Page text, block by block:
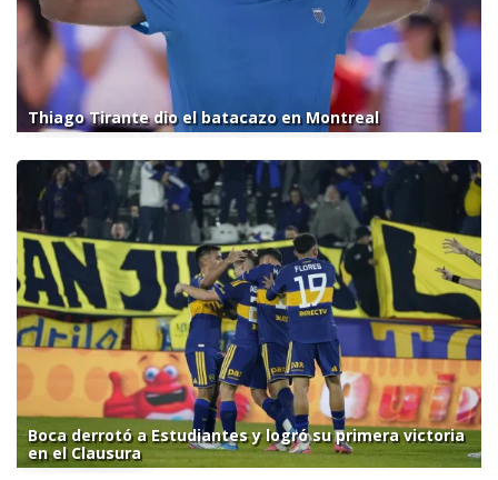
Thiago Tirante dio el batacazo en Montreal
Boca derrotó a Estudiantes y logró su primera victoria
en el Clausura